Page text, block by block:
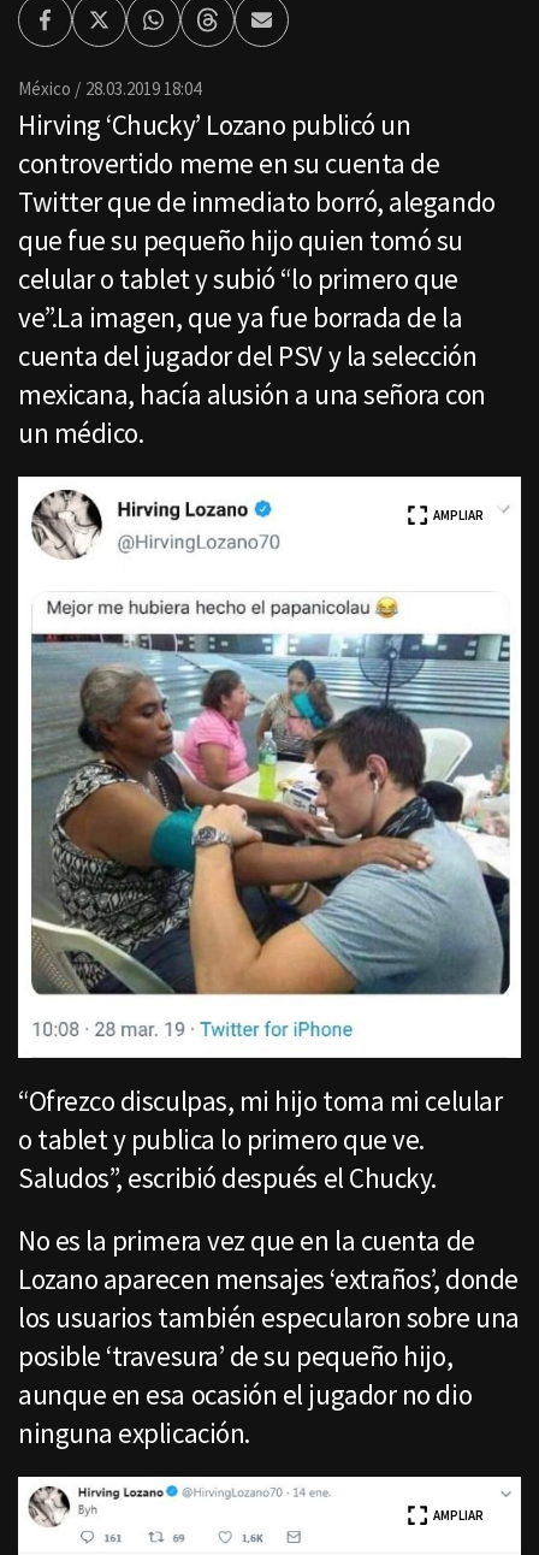
FacebookTwitterWhatsappThreadsEnviar
por
México 28.03.2019 18:04
Hirving ‘Chucky’ Lozano publicó un
controvertido meme en su cuenta de
Twitter que de inmediato borró, alegando
que fue su pequeño hijo quien tomó su
celular o tablet y subió “lo primero que
ve”.La imagen, que ya fue borrada de la
cuenta del jugador del PSV y la selección
mexicana, hacía alusión a una señora con
un médico.
AMPLIAR
“Ofrezco disculpas, mi hijo toma mi celular
o tablet y publica lo primero que ve.
Saludos”, escribió después el Chucky.
No es la primera vez que en la cuenta de
Lozano aparecen mensajes ‘extraños’, donde
los usuarios también especularon sobre una
posible ‘travesura’ de su pequeño hijo,
aunque en esa ocasión el jugador no dio
ninguna explicación.
AMPLIAR